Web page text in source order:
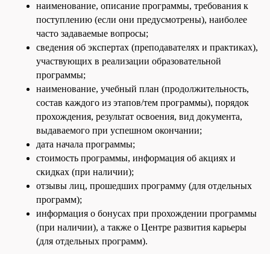
наименование, описание программы, требования к
поступлению (если они предусмотрены), наиболее
часто задаваемые вопросы;
сведения об экспертах (преподавателях и практиках),
участвующих в реализации образовательной
программы;
наименование, учебный план (продолжительность,
состав каждого из этапов/тем программы), порядок
прохождения, результат освоения, вид документа,
выдаваемого при успешном окончании;
дата начала программы;
стоимость программы, информация об акциях и
скидках (при наличии);
отзывы лиц, прошедших программу (для отдельных
программ);
информация о бонусах при прохождении программы
(при наличии), а также о Центре развития карьеры
(для отдельных программ).